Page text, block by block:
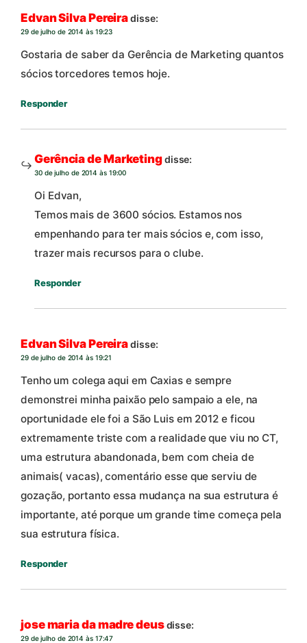
Edvan Silva Pereiradisse:
29 de julho de 2014 às 19:23
Gostaria de saber da Gerência de Marketing quantos
sócios torcedores temos hoje.
Responder
Gerência de Marketingdisse:
30 de julho de 2014 às 19:00
Oi Edvan,
Temos mais de 3600 sócios. Estamos nos
empenhando para ter mais sócios e, com isso,
trazer mais recursos para o clube.
Responder
Edvan Silva Pereiradisse:
29 de julho de 2014 às 19:21
Tenho um colega aqui em Caxias e sempre
demonstrei minha paixão pelo sampaio a ele, na
oportunidade ele foi a São Luis em 2012 e ficou
extremamente triste com a realidade que viu no CT,
uma estrutura abandonada, bem com cheia de
animais( vacas), comentário esse que serviu de
gozação, portanto essa mudança na sua estrutura é
importante, até porque um grande time começa pela
sua estrutura física.
Responder
jose maria da madre deusdisse:
29 de julho de 2014 às 17:47